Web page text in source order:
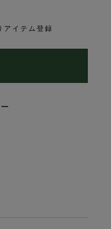
アイテム登録